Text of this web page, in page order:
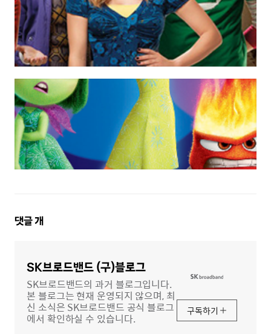
댓
댓글개
SK브로드밴드 (구)블로그
SK브로드밴드의 과거 블로그입니다.
본 블로그는 현재 운영되지 않으며, 최
신 소식은 SK브로드밴드 공식 블로그
에서 확인하실 수 있습니다.
구독하기